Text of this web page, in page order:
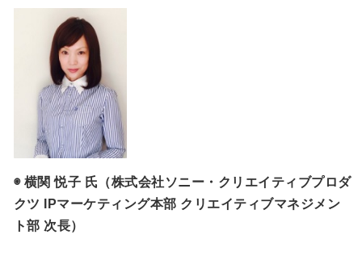
◉ 横関 悦⼦ 氏（株式会社ソニー・クリエイティブプロダ
クツ IPマーケティング本部 クリエイティブマネジメン
ト部 次長）